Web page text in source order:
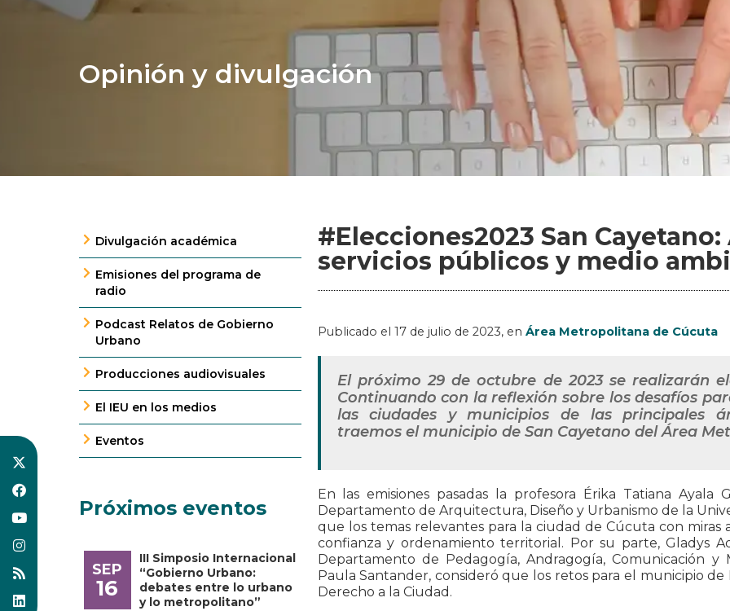
Opinión y divulgación
Divulgación académica
Emisiones del programa de
radio
Podcast Relatos de Gobierno
Urbano
Producciones audiovisuales
El IEU en los medios
Eventos
Próximos eventos
SEP
16
III Simposio Internacional
“Gobierno Urbano:
debates entre lo urbano
y lo metropolitano”
#Elecciones2023 San
servicios públicos y medio
Publicado el 17 de julio de 2023, en Área Metropolitana de Cúcuta
El próximo 29 de octubre de 2023 se realizarán
Continuando con la reflexión sobre los desafíos
las ciudades y municipios de las principales
traemos el municipio de San Cayetano del Área
En las emisiones pasadas la profesora Érika Tatiana
Departamento de Arquitectura, Diseño y Urbanismo de la
que los temas relevantes para la ciudad de Cúcuta con miras
confianza y ordenamiento territorial. Por su parte, Gladys
Departamento de Pedagogía, Andragogía, Comunicación
Paula Santander, consideró que los retos para el municipio
Derecho a la Ciudad.